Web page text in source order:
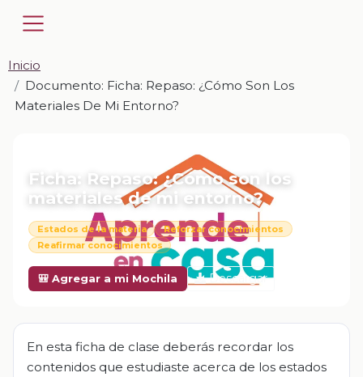
Inicio
Documento: Ficha: Repaso: ¿Cómo Son Los
Materiales De Mi Entorno?
Ficha: Repaso: ¿Cómo son los
materiales de mi entorno?
Estados de la materia
Reforzar conocimientos
Reafirmar conocimientos
🎒 Agregar a mi Mochila Descargar
En esta ficha de clase deberás recordar los
contenidos que estudiaste acerca de los estados